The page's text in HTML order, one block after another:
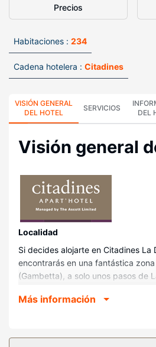
Precios
Habitaciones : 234
Cadena hotelera : Citadines
VISIÓN GENERAL
DEL HOTEL
SERVICIOS
DEL
Visión general
Localidad
Si decides alojarte en Citadines La
encontrarás en una fantástica
(Gambetta), a solo unos pasos de
a 2,9 km de Estadio Paris La
Más información